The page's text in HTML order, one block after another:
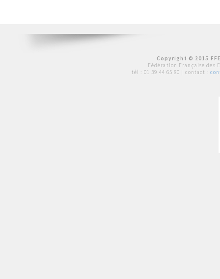
Copyright © 2015
Fédération Française des
tél : 01 39 44 65 80 | contact :